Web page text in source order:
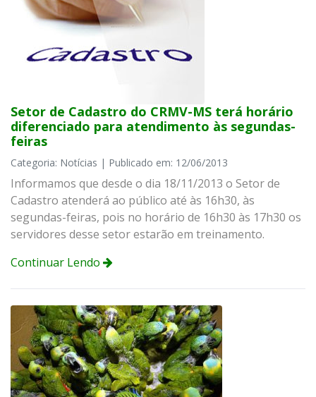
Setor de Cadastro do CRMV-MS terá horário
diferenciado para atendimento às segundas-
feiras
Categoria: Notícias | Publicado em: 12/06/2013
Informamos que desde o dia 18/11/2013 o Setor de
Cadastro atenderá ao público até às 16h30, às
segundas-feiras, pois no horário de 16h30 às 17h30 os
servidores desse setor estarão em treinamento.
Continuar Lendo